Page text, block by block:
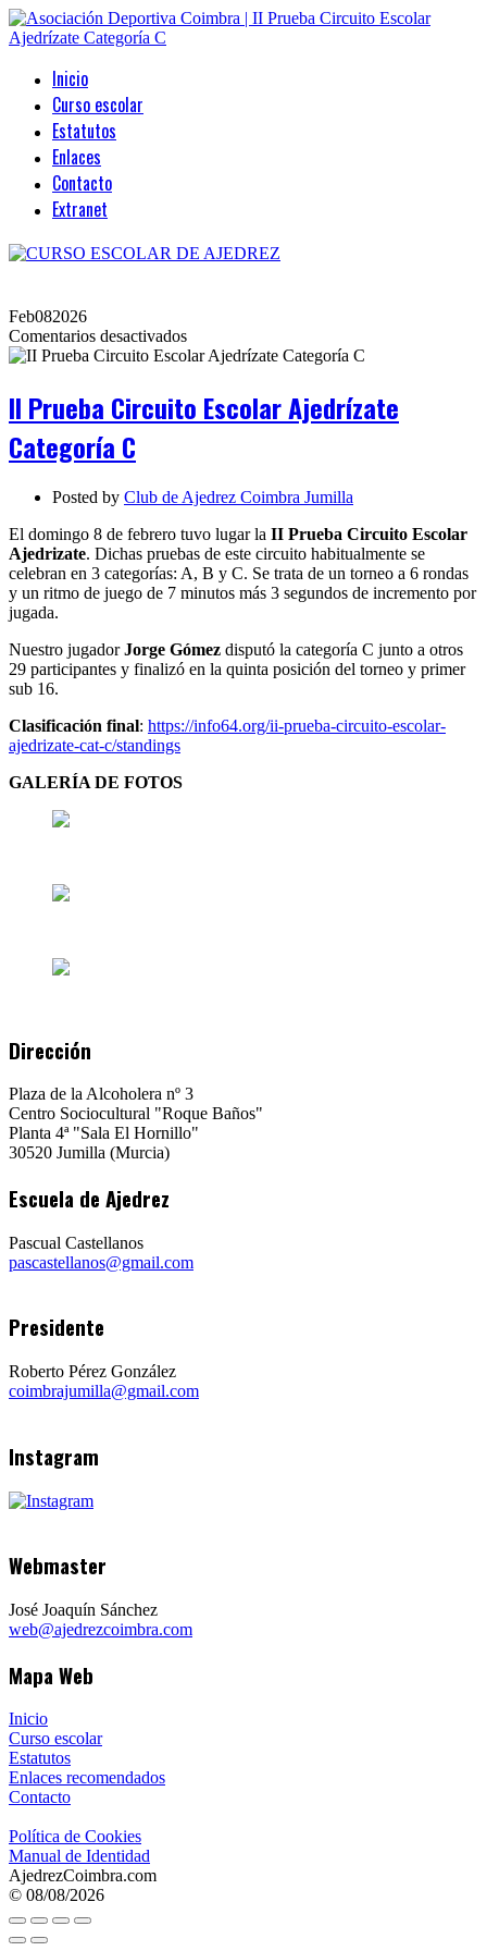
Inicio
Curso escolar
Estatutos
Enlaces
Contacto
Extranet
Feb082026
Comentarios desactivadosen
II
Escolar
II Prueba Circuito Escolar Ajedrízate
Categoría C
Posted by Club de Ajedrez Coimbra Jumilla
El domingo 8 de febrero tuvo lugar la II Prueba Circuito Escolar
Ajedrizate. Dichas pruebas de este circuito habitualmente se
celebran en 3 categorías: A, B y C. Se trata de un torneo a 6 rondas
y un ritmo de juego de 7 minutos más 3 segundos de incremento por
jugada.
Nuestro jugadorJorge Gómez disputó la categoría C junto a otros
29 participantes y finalizó en la quinta posición del torneo y primer
sub 16.
Clasificación final: https://info64.org/ii-prueba-circuito-escolar-
ajedrizate-cat-c/standings
GALERÍA DE FOTOS
Dirección
Plaza de la Alcoholera nº 3
Centro Sociocultural "Roque Baños"
Planta 4ª "Sala El Hornillo"
30520 Jumilla (Murcia)
Escuela de Ajedrez
Pascual Castellanos
pascastellanos@gmail.com
Presidente
Roberto Pérez González
coimbrajumilla@gmail.com
Instagram
Webmaster
José Joaquín Sánchez
web@ajedrezcoimbra.com
Mapa Web
Inicio
Curso escolar
Estatutos
Enlaces recomendados
Contacto
Política de Cookies
Manual de Identidad
AjedrezCoimbra.com
© 08/08/2026